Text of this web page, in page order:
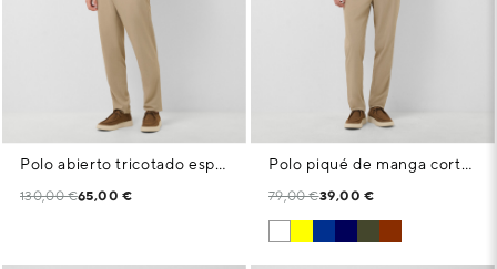
Polo abierto tricotado espiga caqui oscuro
130,00 €65,00 €
Polo piqué de manga corta blanco
79,00 €39,00 €